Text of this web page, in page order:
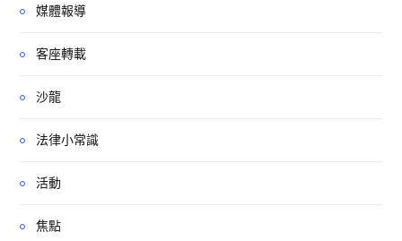
媒體報導
客座轉載
沙龍
法律小常識
活動
焦點